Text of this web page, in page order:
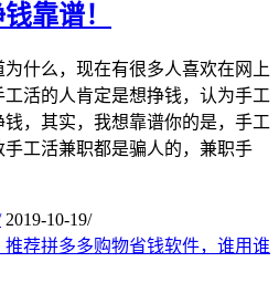
靠谱！
什么，现在有很多人喜欢在网上
活的人肯定是想挣钱，认为手工
，其实，我想靠谱你的是，手工
工活兼职都是骗人的，兼职手
2019-10-19/